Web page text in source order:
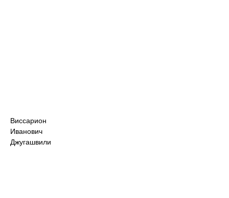
Виссарион
Иванович
Джугашвили